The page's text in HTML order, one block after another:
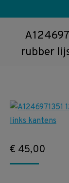
rubber
€ 45,00